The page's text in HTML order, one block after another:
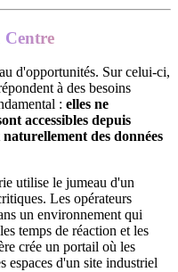
Centre
d'opportunités. Sur celui-ci,
à des besoins
: elles ne
accessibles depuis
des données
utilise le jumeau d'un
Les opérateurs
un environnement qui
temps de réaction et les
crée un portail où les
espaces d'un site industriel